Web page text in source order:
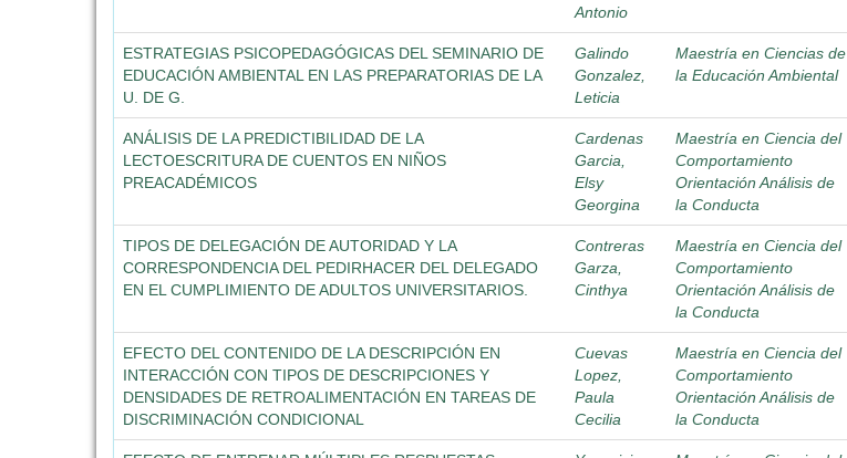
Antonio
ESTRATEGIAS PSICOPEDAGÓGICAS DEL SEMINARIO DE
EDUCACIÓN AMBIENTAL EN LAS PREPARATORIAS DE LA
U. DE G.
Galindo
Gonzalez,
Leticia
Maestría en Ciencias de
la Educación Ambiental
ANÁLISIS DE LA PREDICTIBILIDAD DE LA
LECTOESCRITURA DE CUENTOS EN NIÑOS
PREACADÉMICOS
Cardenas
Garcia,
Elsy
Georgina
Maestría en Ciencia del
Comportamiento
Orientación Análisis de
la Conducta
TIPOS DE DELEGACIÓN DE AUTORIDAD Y LA
CORRESPONDENCIA DEL PEDIRHACER DEL DELEGADO
EN EL CUMPLIMIENTO DE ADULTOS UNIVERSITARIOS.
Contreras
Garza,
Cinthya
Maestría en Ciencia del
Comportamiento
Orientación Análisis de
la Conducta
EFECTO DEL CONTENIDO DE LA DESCRIPCIÓN EN
INTERACCIÓN CON TIPOS DE DESCRIPCIONES Y
DENSIDADES DE RETROALIMENTACIÓN EN TAREAS DE
DISCRIMINACIÓN CONDICIONAL
Cuevas
Lopez,
Paula
Cecilia
Maestría en Ciencia del
Comportamiento
Orientación Análisis de
la Conducta